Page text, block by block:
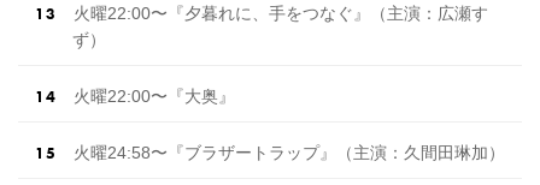
火曜22:00〜『夕暮れに、手をつなぐ』（主演：広瀬す
ず）
火曜22:00〜『大奥』
火曜24:58〜『ブラザートラップ』（主演：久間田琳加）